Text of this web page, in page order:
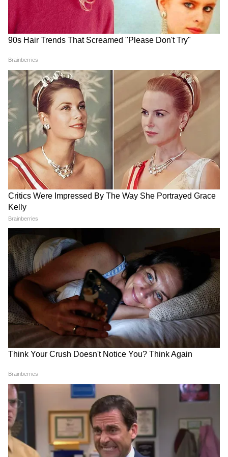
Image Credit : Asianet News
পাশাপাশি ১ জুন থেকেই মহিলারা সরকারি বাসে
বিনামূল্যে যাতায়াতের সুবিধাও পাবেন বলেও
জানানো হয়েছে।
4
5
অন্নপূর্ণা ভাণ্ডারের জন্য কী কী জমা দিতে হবে?
সরকারের পক্ষ থেকে জানানো হয়েছে, বর্তমান
বাজারে দ্রব্যমূল্য বৃদ্ধির কথা মাথায় রেখে ১,০০০ বা
১,৫০০ টাকা পর্যাপ্ত নয়। মহিলাদের প্রকৃত অর্থে
স্বনির্ভর করতে এবং সংসারের সিদ্ধান্ত গ্রহণে তাদের
সক্রিয় ভূমিকা নিশ্চিত করতে এই ৩,০০০ টাকার
মাসিক অনুদান অত্যন্ত প্রয়োজন ছিল। ভোট
প্রচারের সময় পূর্ব প্রতিশ্রুতিমতো এবার পরিকল্পনা